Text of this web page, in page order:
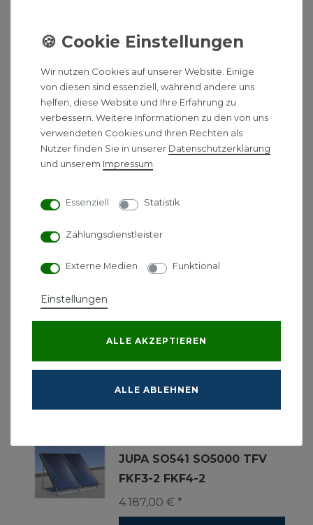
2.511,00 € *
inkl. ges. MwSt. - Versandkostenfrei ab 500 €
Bosch Solar-Systempaket
JUPA SO540 SO5000 TFV
FKF3-2 FKF4-2
FKF3-2 FKF4-2
3.624,00 € *
JUPA SO541 SO5000 TFV
FKF3-2 FKF4-2
4.187,00 € *
Wir nutzen Cookies auf unserer Website. Einige
von diesen sind essenziell, während andere uns
helfen, diese Website und Ihre Erfahrung zu
verbessern. Weitere Informationen zu den von uns
verwendeten Cookies und Ihren Rechten als
Nutzer finden Sie in unserer Daten­schutz­erklärung
und unserem Impressum
Essenziell Statistik
Zahlungsdienstleister
Externe Medien Funktional
Einstellungen
ALLE AKZEPTIEREN
ALLE ABLEHNEN